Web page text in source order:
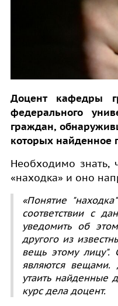
Доцент кафедры
федерального
граждан,
которых найденное
Необходимо знать,
«находка» и оно
«Понятие
соответствии с
уведомить об
другого из
вещь этому лицу".
являются вещами.
утаить найденные
курс дела доцент.